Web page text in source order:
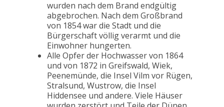
wurden nach dem Brand endgültig
abgebrochen. Nach dem Großbrand
von 1854 war die Stadt und die
Bürgerschaft völlig verarmt und die
Einwohner hungerten.
Alle Opfer der Hochwasser von 1864
und von 1872 in Greifswald, Wiek,
Peenemünde, die Insel Vilm vor Rügen,
Stralsund, Wustrow, die Insel
Hiddensee und andere. Viele Häuser